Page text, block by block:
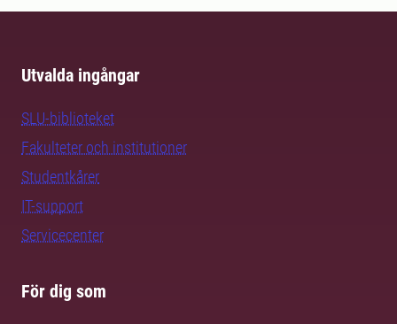
Utvalda ingångar
SLU-biblioteket
Fakulteter och institutioner
Studentkårer
IT-support
Servicecenter
För dig som